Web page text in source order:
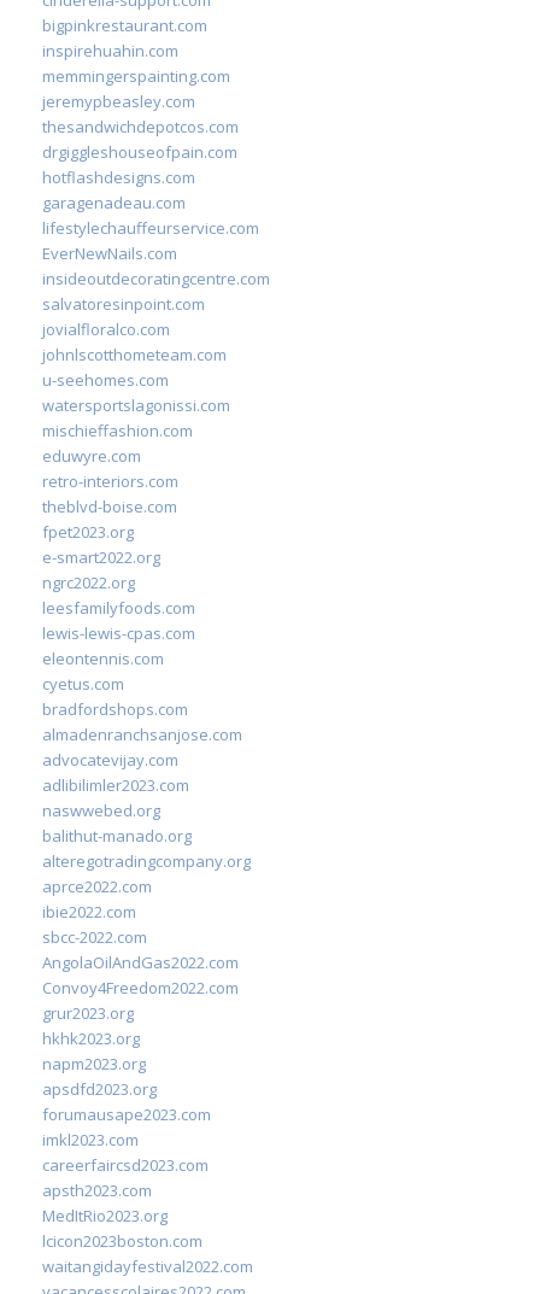
bigpinkrestaurant.com
inspirehuahin.com
memmingerspainting.com
jeremypbeasley.com
thesandwichdepotcos.com
drgiggleshouseofpain.com
hotflashdesigns.com
garagenadeau.com
lifestylechauffeurservice.com
EverNewNails.com
insideoutdecoratingcentre.com
salvatoresinpoint.com
jovialfloralco.com
johnlscotthometeam.com
u-seehomes.com
watersportslagonissi.com
mischieffashion.com
eduwyre.com
retro-interiors.com
theblvd-boise.com
fpet2023.org
e-smart2022.org
ngrc2022.org
leesfamilyfoods.com
lewis-lewis-cpas.com
eleontennis.com
cyetus.com
bradfordshops.com
almadenranchsanjose.com
advocatevijay.com
adlibilimler2023.com
naswwebed.org
balithut-manado.org
alteregotradingcompany.org
aprce2022.com
ibie2022.com
sbcc-2022.com
AngolaOilAndGas2022.com
Convoy4Freedom2022.com
grur2023.org
hkhk2023.org
napm2023.org
apsdfd2023.org
forumausape2023.com
imkl2023.com
careerfaircsd2023.com
apsth2023.com
MedItRio2023.org
lcicon2023boston.com
waitangidayfestival2022.com